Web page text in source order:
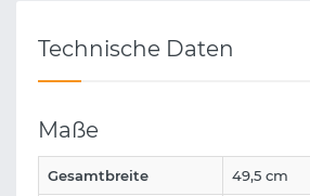
Technische Daten
Maße
Gesamtbreite 49,5 cm